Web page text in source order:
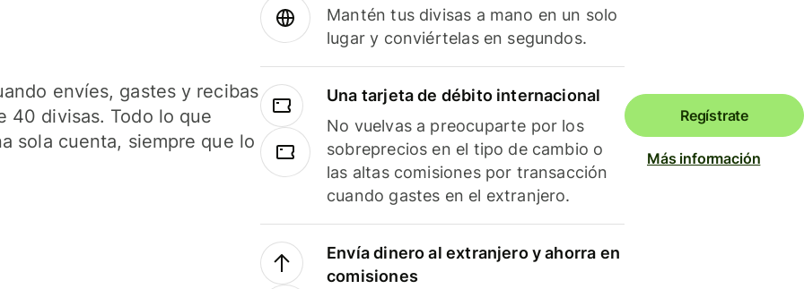
envíes, gastes y recibas
40 divisas. Todo lo que
sola cuenta, siempre que lo
Mantén tus divisas a mano en un solo
lugar y conviértelas en segundos.
Una tarjeta de débito internacional
No vuelvas a preocuparte por los
sobreprecios en el tipo de cambio o
las altas comisiones por transacción
cuando gastes en el extranjero.
Envía dinero al extranjero y ahorra en
comisiones
Regístrate
Más información